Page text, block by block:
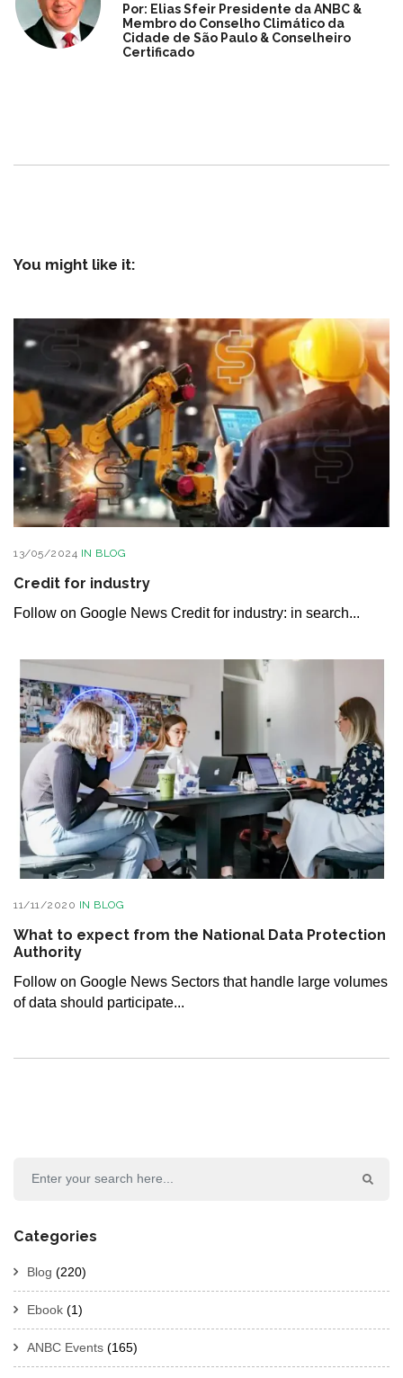
Por: Elias Sfeir Presidente da ANBC &
Membro do Conselho Climático da
Cidade de São Paulo & Conselheiro
Certificado
You might like it:
13/05/2024 IN BLOG
Credit for industry
Follow on Google News Credit for industry: in search...
11/11/2020 IN BLOG
What to expect from the National Data Protection
Authority
Follow on Google News Sectors that handle large volumes
of data should participate...
Categories
Blog (220)
Ebook (1)
ANBC Events (165)